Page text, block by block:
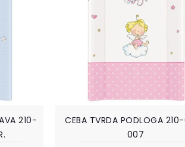
210-
CEBA TVRDA PODLOGA
007